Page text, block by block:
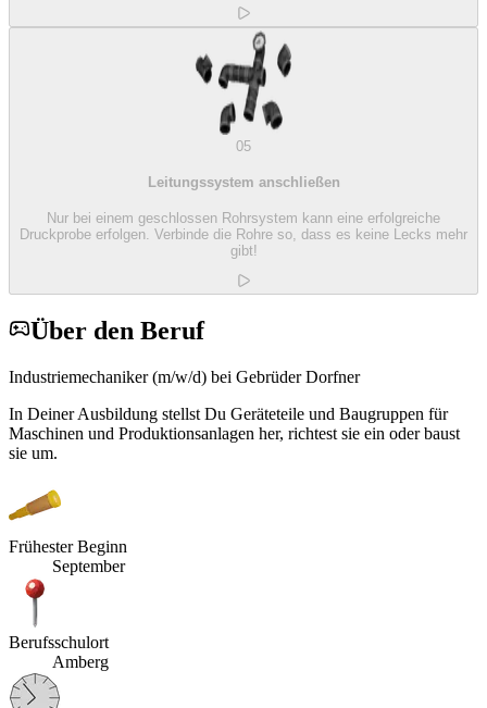
05
Leitungssystem anschließen
Nur bei einem geschlossen Rohrsystem kann eine erfolgreiche
Druckprobe erfolgen. Verbinde die Rohre so, dass es keine Lecks mehr
gibt!
Über den Beruf
Industriemechaniker (m/w/d) bei Gebrüder Dorfner
In Deiner Ausbildung stellst Du Geräteteile und Baugruppen für
Maschinen und Produktionsanlagen her, richtest sie ein oder baust
sie um.
Frühester Beginn
September
Berufsschulort
Amberg